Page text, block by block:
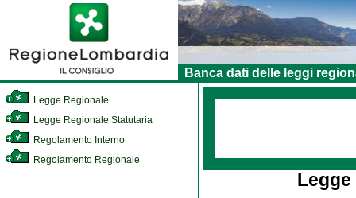
Banca dati delle leggi
Legge Regionale
Legge Regionale Statutaria
Regolamento Interno
Regolamento Regionale